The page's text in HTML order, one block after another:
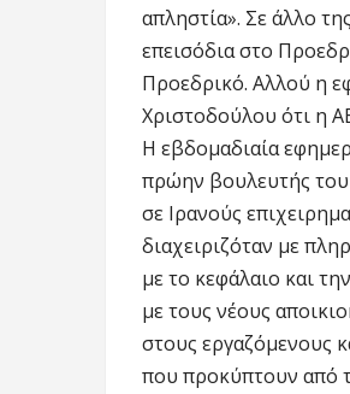
απληστία». Σε άλλο
επεισόδια στο
Προεδρικό. Αλλού η
Χριστοδούλου ότι η
Η εβδομαδιαία
πρώην βουλευτής του
σε Ιρανούς
διαχειριζόταν με
με το κεφάλαιο και
με τους νέους
στους εργαζόμενους
που προκύπτουν από